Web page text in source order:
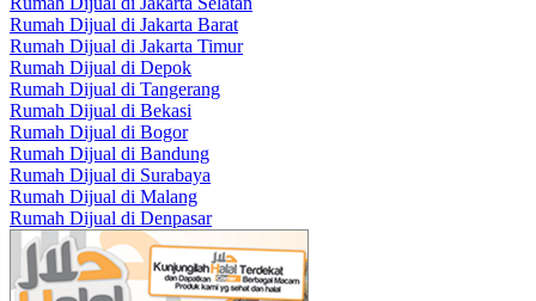
Rumah Dijual di Jakarta Barat
Rumah Dijual di Jakarta Timur
Rumah Dijual di Depok
Rumah Dijual di Tangerang
Rumah Dijual di Bekasi
Rumah Dijual di Bogor
Rumah Dijual di Bandung
Rumah Dijual di Surabaya
Rumah Dijual di Malang
Rumah Dijual di Denpasar